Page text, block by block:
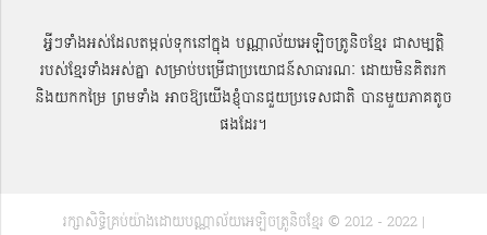
អ្វីៗទាំងអស់ដែលតម្កល់ទុកនៅក្នុង បណ្ណាល័យអេឡិចត្រូនិចខ្មែរ ជាសម្បតិ្ត
របស់ខ្មែរទាំងអស់គ្នា សម្រាប់បម្រើជាប្រយោជន៍សាធារណៈ ដោយមិនគិតរក
និងយកកម្រៃ ព្រមទាំង អាចឱ្យយើងខ្ញុំបានជួយប្រទេសជាតិ បានមួយភាគតូច
ផងដែរ។
រក្សាសិទ្ធិគ្រប់យ៉ាងដោយបណ្ណាល័យអេឡិចត្រូនិចខ្មែរ © 2012 - 2022 |